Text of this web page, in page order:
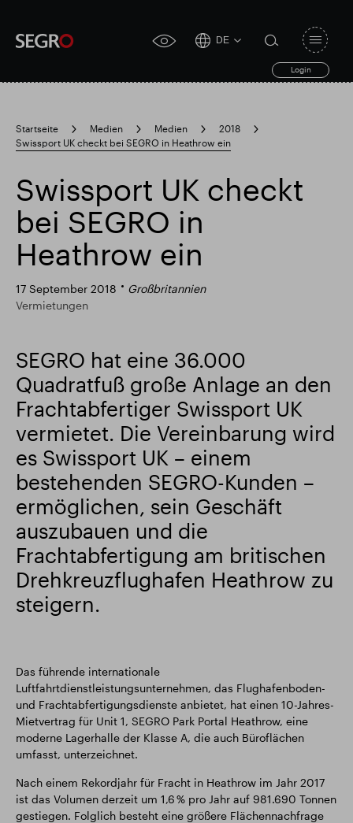
accessibility
DE
Login
search
form
Submit
search
Search
Popular search
Verantwortlich SEGRO Slough Handelsgut
Finanzielle Ergebnisse
Intelligenter Park Responsible SEGRO
toggle
Startseite Medien Medien
2018
Swissport UK checkt bei SEGRO in Heathrow ein
Swissport UK checkt
bei SEGRO in
Heathrow ein
17 September 2018
Großbritannien
Vermietungen
SEGRO hat eine 36.000
Quadratfuß große Anlage an den
Frachtabfertiger Swissport UK
vermietet. Die Vereinbarung wird
es Swissport UK – einem
bestehenden SEGRO-Kunden –
ermöglichen, sein Geschäft
auszubauen und die
Frachtabfertigung am britischen
Drehkreuzflughafen Heathrow zu
steigern.
Das führende internationale
Luftfahrtdienstleistungsunternehmen, das Flughafenboden-
und Frachtabfertigungsdienste anbietet, hat einen 10-Jahres-
Mietvertrag für Unit 1, SEGRO Park Portal Heathrow, eine
moderne Lagerhalle der Klasse A, die auch Büroflächen
umfasst, unterzeichnet.
Nach einem Rekordjahr für Fracht in Heathrow im Jahr 2017
ist das Volumen derzeit um 1,6 % pro Jahr auf 981.690 Tonnen
gestiegen. Folglich besteht eine größere Flächennachfrage